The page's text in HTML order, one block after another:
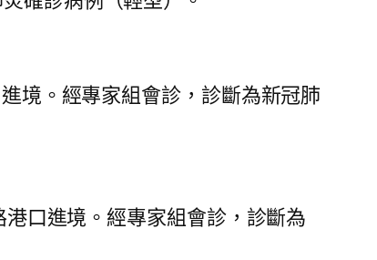
境。經專家組會診，診斷為新冠肺
口進境。經專家組會診，診斷為